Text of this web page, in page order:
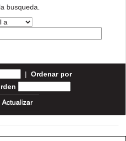
busqueda.
| Ordenar por